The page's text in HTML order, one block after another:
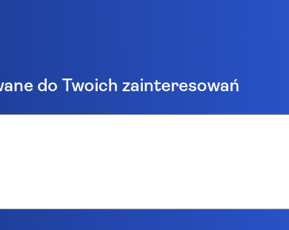
do Twoich zainteresowań